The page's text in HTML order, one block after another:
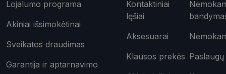
Lojalumo programa
Akiniai išsimokėtinai
Sveikatos draudimas
Garantija ir aptarnavimo
Kontaktiniai
lęšiai
Aksesuarai
Klausos prekės
_fbp
Inc.